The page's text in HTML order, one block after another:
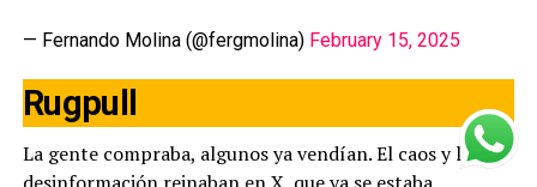
— Fernando Molina (@fergmolina) February 15, 2025
Rugpull
La gente compraba, algunos ya vendían. El caos y la